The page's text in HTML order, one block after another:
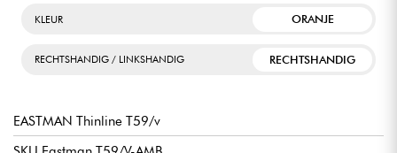
KLEUR ORANJE
RECHTSHANDIG / LINKSHANDIG RECHTSHANDIG
EASTMAN Thinline T59/v